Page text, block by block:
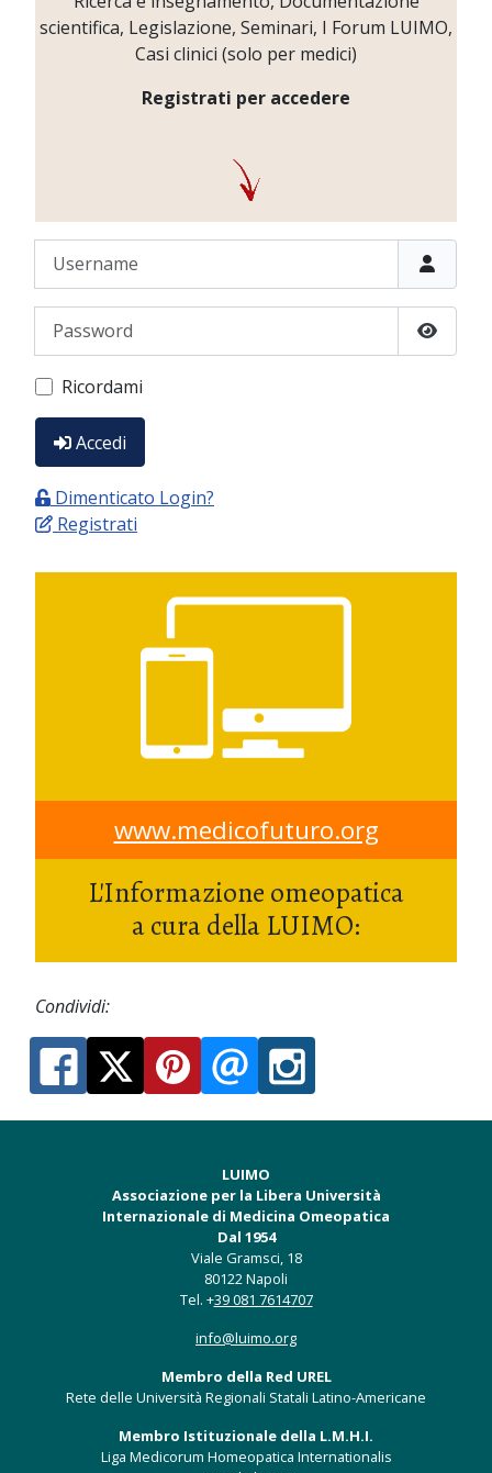
scientifica, Legislazione, Seminari, I Forum LUIMO,
Casi clinici (solo per medici)
Registrati per accedere
Username
Password
Show
Ricordami
Accedi
Dimenticato Login?
Registrati
www.medicofuturo.org
L'Informazione omeopatica
a cura della LUIMO:
Condividi:
LUIMO
Associazione per la Libera Università
Internazionale di Medicina Omeopatica
Dal 1954
Viale Gramsci, 18
80122 Napoli
Tel. +39 081 7614707
info@luimo.org
Membro della Red UREL
Rete delle Università Regionali Statali Latino-Americane
Membro Istituzionale della L.M.H.I.
Liga Medicorum Homeopatica Internationalis